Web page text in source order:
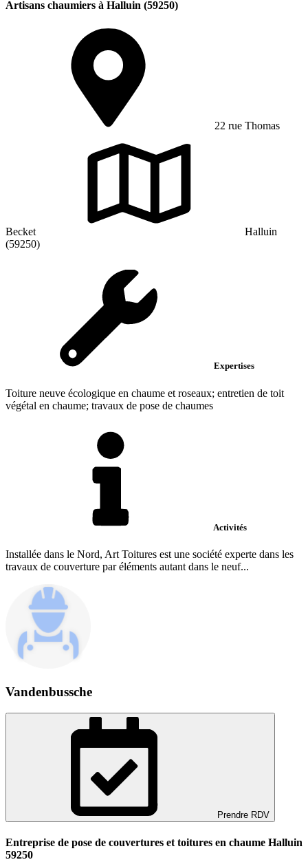
Artisans chaumiers à Halluin (59250)
22 rue Thomas
Becket
Halluin
(59250)
Expertises
Toiture neuve écologique en chaume et roseaux; entretien de toit
végétal en chaume; travaux de pose de chaumes
Activités
Installée dans le Nord, Art Toitures est une société experte dans les
travaux de couverture par éléments autant dans le neuf...
Vandenbussche
Prendre RDV
Entreprise de pose de couvertures et toitures en chaume Halluin
59250